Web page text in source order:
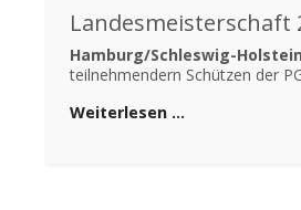
Landesmeisterschaft
Hamburg/Schleswig-Holstein
teilnehmendern Schützen der
Weiterlesen …